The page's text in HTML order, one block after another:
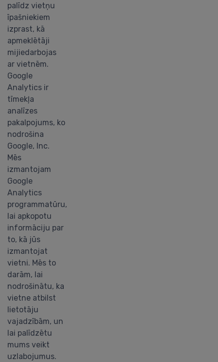
palīdz vietņu
īpašniekiem
izprast, kā
apmeklētāji
mijiedarbojas
ar vietnēm.
Google
Analytics ir
tīmekļa
analīzes
pakalpojums, ko
nodrošina
Google, Inc.
Mēs
izmantojam
Google
Analytics
programmatūru,
lai apkopotu
informāciju par
to, kā jūs
izmantojat
vietni. Mēs to
darām, lai
nodrošinātu, ka
vietne atbilst
lietotāju
vajadzībām, un
lai palīdzētu
mums veikt
uzlabojumus.